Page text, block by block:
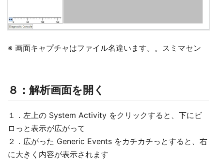
※ 画面キャプチャはファイル名違います。。スミマセン
８：解析画面を開く
１．左上の System Activity をクリックすると、下にビ
ロっと表示が広がって
２．広がった Generic Events をカチカチっとすると、右
に大きく内容が表示されます